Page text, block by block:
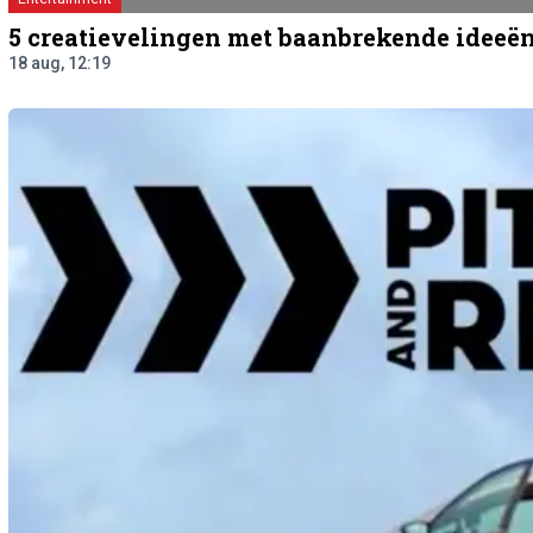
5 creatievelingen met baanbrekende
18 aug, 12:19